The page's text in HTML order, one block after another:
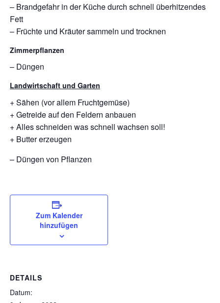
– Brandgefahr in der Küche durch schnell überhitzendes
Fett
– Früchte und Kräuter sammeln und trocknen
Zimmerpflanzen
– Düngen
Landwirtschaft und Garten
+ Sähen (vor allem Fruchtgemüse)
+ Getreide auf den Feldern anbauen
+ Alles schneiden was schnell wachsen soll!
+ Butter erzeugen
– Düngen von Pflanzen
Zum Kalender
hinzufügen
DETAILS
Datum: